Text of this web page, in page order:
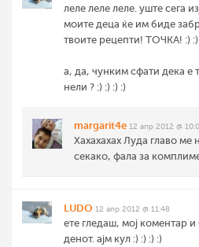
леле леле леле. уште сега
моите деца ќе им биде
твоите рецепти! ТОЧКА! :) :)
а, да, чунким сфати дека е
нели ? :) :) :) :)
margarit4e 12 апр 2012 @
Хахахахах Луда главо ме
секако, фала за
LUDO 12 апр 2012 @ 11:48
ете гледаш, мој коментар
денот. ајм кул :) :) :) :)